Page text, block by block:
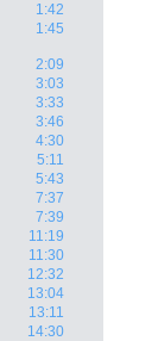
1:42
1:45
2:09
3:03
3:33
3:46
4:30
5:11
5:43
7:37
7:39
11:19
11:30
12:32
13:04
13:11
14:30